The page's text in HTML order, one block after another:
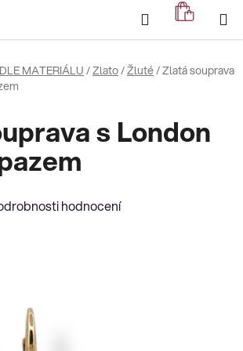
Hledat
KOŠÍK
MATERIÁLU/Zlato/Žluté/Zlatá souprava
s London
hodnocení